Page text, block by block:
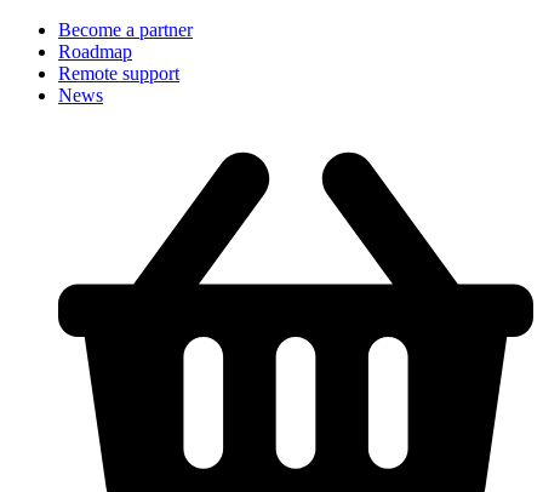
Become a partner
Roadmap
Remote support
News